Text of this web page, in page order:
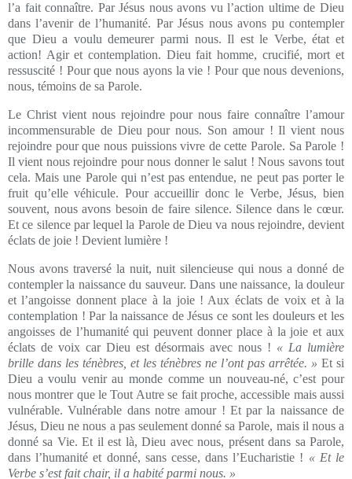
l’a fait connaître. Par Jésus nous avons vu l’action ultime de Dieu
dans l’avenir de l’humanité. Par Jésus nous avons pu contempler
que Dieu a voulu demeurer parmi nous. Il est le Verbe, état et
action! Agir et contemplation. Dieu fait homme, crucifié, mort et
ressuscité ! Pour que nous ayons la vie ! Pour que nous devenions,
nous, témoins de sa Parole.
Le Christ vient nous rejoindre pour nous faire connaître l’amour
incommensurable de Dieu pour nous. Son amour ! Il vient nous
rejoindre pour que nous puissions vivre de cette Parole. Sa Parole !
Il vient nous rejoindre pour nous donner le salut ! Nous savons tout
cela. Mais une Parole qui n’est pas entendue, ne peut pas porter le
fruit qu’elle véhicule. Pour accueillir donc le Verbe, Jésus, bien
souvent, nous avons besoin de faire silence. Silence dans le cœur.
Et ce silence par lequel la Parole de Dieu va nous rejoindre, devient
éclats de joie ! Devient lumière !
Nous avons traversé la nuit, nuit silencieuse qui nous a donné de
contempler la naissance du sauveur. Dans une naissance, la douleur
et l’angoisse donnent place à la joie ! Aux éclats de voix et à la
contemplation ! Par la naissance de Jésus ce sont les douleurs et les
angoisses de l’humanité qui peuvent donner place à la joie et aux
éclats de voix car Dieu est désormais avec nous ! « La lumière
brille dans les ténèbres, et les ténèbres ne l’ont pas arrêtée. » Et si
Dieu a voulu venir au monde comme un nouveau-né, c’est pour
nous montrer que le Tout Autre se fait proche, accessible mais aussi
vulnérable. Vulnérable dans notre amour ! Et par la naissance de
Jésus, Dieu ne nous a pas seulement donné sa Parole, mais il nous a
donné sa Vie. Et il est là, Dieu avec nous, présent dans sa Parole,
dans l’humanité et donné, sans cesse, dans l’Eucharistie ! « Et le
Verbe s’est fait chair, il a habité parmi nous. »